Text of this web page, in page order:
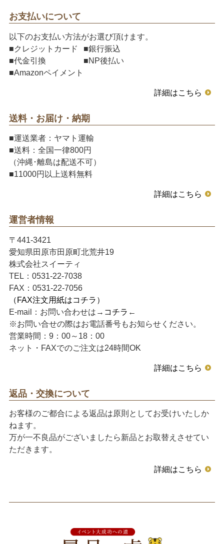
お支払いについて
以下のお支払い方法がお選び頂けます。
■クレジットカード
■銀行振込
■代金引換
■NP後払い
■Amazonペイメント
詳細はこちら
送料・お届け・納期
■運送業者：ヤマト運輸
■送料：全国一律800円
（沖縄･離島は配送不可）
■11000円以上送料無料
詳細はこちら
運営者情報
〒441-3421
愛知県田原市田原町北荒井19
株式会社スイーティ
TEL：0531-22-7038
FAX：0531-22-7056
（FAX注文用紙はコチラ）
E-mail：お問い合わせは→ コチラ ←
※お問い合せの際はお電話番号もお知らせください。
営業時間：9：00～18：00
ネット・FAXでのご注文は24時間OK
詳細はこちら
返品・交換について
お客様のご都合による返品は原則としてお受けいたしか
ねます。
万が一不良品がございましたら新品とお取替えさせてい
ただきます。
詳細はこちら